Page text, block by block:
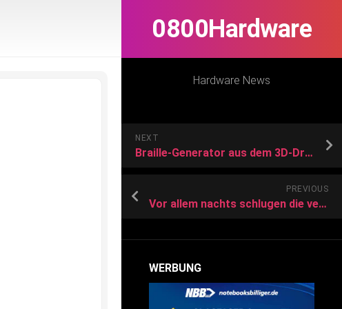
0800Hardware
Hardware News
NEXT
Braille-Generator aus dem 3D-Drucker gebaut
PREVIOUS
Vor allem nachts schlugen die verschiedenen Täter zu.Symbolfoto: Unsplash/Lacie Slezak
WERBUNG